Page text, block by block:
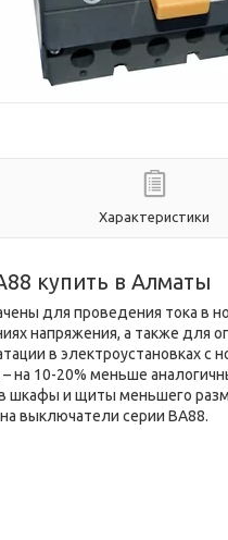
Характеристики
купить в Алматы
для проведения тока в
напряжения, а также для
в электроустановках
на 10-20% меньше
шкафы и щиты меньшего
выключатели серии ВА88.